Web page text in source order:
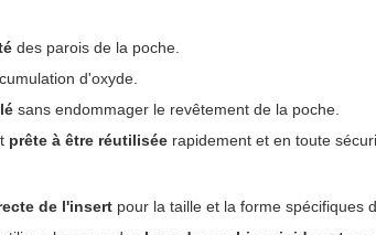
des parois de la poche.
d'oxyde.
sans endommager le revêtement de la poche.
prête à être réutilisée rapidement et en toute
de l'insert pour la taille et la forme spécifiques